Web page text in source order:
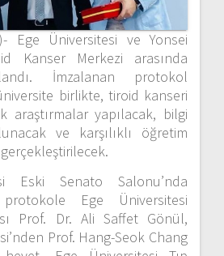
Ege Üniversitesi ve Yonsei
Kanser Merkezi arasında
İmzalanan protokol
birlikte, tiroid kanseri
araştırmalar yapılacak, bilgi
ve karşılıklı öğretim
Eski Senato Salonu’nda
protokole Ege Üniversitesi
Prof. Dr. Ali Saffet Gönül,
Prof. Hang-Seok Chang